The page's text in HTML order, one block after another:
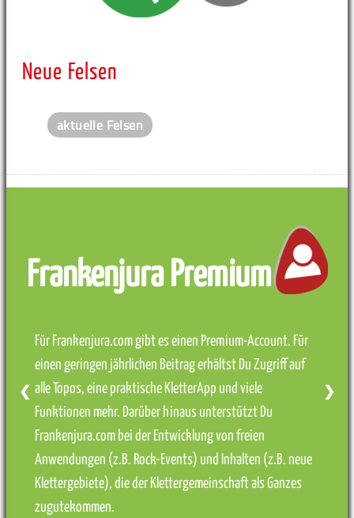
Neue Felsen
aktuelle Felsen
Frankenjura Premium
Für Frankenjura.com gibt es einen Premium-Account. Für
einen geringen jährlichen Beitrag erhältst Du Zugriff auf
alle Topos, eine praktische KletterApp und viele
Funktionen mehr. Darüber hinaus unterstützt Du
Frankenjura.com bei der Entwicklung von freien
Anwendungen (z.B. Rock-Events) und Inhalten (z.B. neue
Klettergebiete), die der Klettergemeinschaft als Ganzes
zugutekommen.
❮ ❯